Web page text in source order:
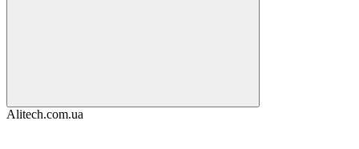
Alitech.com.ua